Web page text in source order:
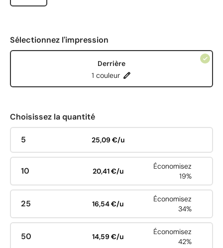
Sélectionnez l'impression
Derrière
1 couleur
Choisissez la quantité
5 25,09 €/u
10 20,41 €/u
Économisez
19%
25 16,54 €/u
Économisez
34%
50 14,59 €/u
Économisez
42%